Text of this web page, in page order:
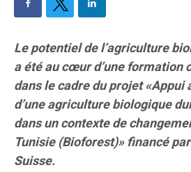
Le potentiel de l’agriculture
a été au cœur d’une formation
dans le cadre du projet «Appui
d’une agriculture biologique
dans un contexte de
Tunisie (Bioforest)» financé
Suisse.